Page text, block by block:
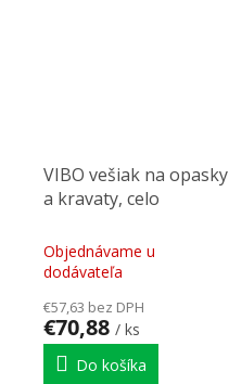
VIBO vešiak na opasky
a kravaty, celo
Objednávame u
dodávateľa
€57,63 bez DPH
€70,88 / ks
Do košíka